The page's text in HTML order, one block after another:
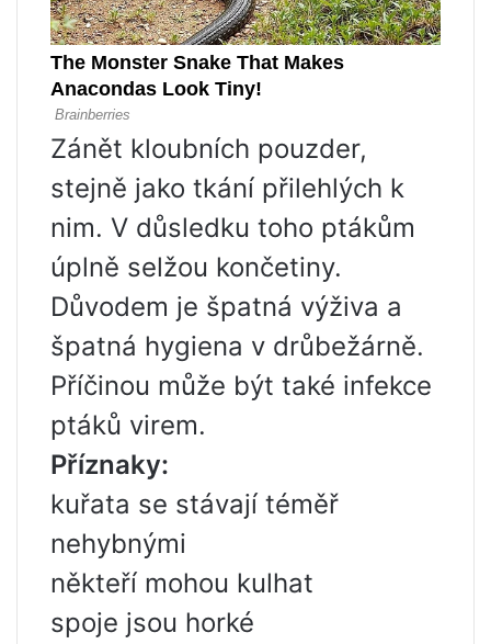
Zánět kloubních pouzder,
stejně jako tkání přilehlých k
nim. V důsledku toho ptákům
úplně selžou končetiny.
Důvodem je špatná výživa a
špatná hygiena v drůbežárně.
Příčinou může být také infekce
ptáků virem.
Příznaky:
kuřata se stávají téměř
nehybnými
někteří mohou kulhat
spoje jsou horké